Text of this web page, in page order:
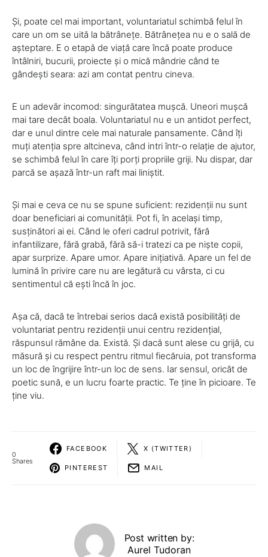
Și, poate cel mai important, voluntariatul schimbă felul în
care un om se uită la bătrânețe. Bătrânețea nu e o sală de
așteptare. E o etapă de viață care încă poate produce
întâlniri, bucurii, proiecte și o mică mândrie când te
gândești seara: azi am contat pentru cineva.
E un adevăr incomod: singurătatea mușcă. Uneori mușcă
mai tare decât boala. Voluntariatul nu e un antidot perfect,
dar e unul dintre cele mai naturale pansamente. Când îți
muți atenția spre altcineva, când intri într-o relație de ajutor,
se schimbă felul în care îți porți propriile griji. Nu dispar, dar
parcă se așază într-un raft mai liniștit.
Și mai e ceva ce nu se spune suficient: rezidenții nu sunt
doar beneficiari ai comunității. Pot fi, în același timp,
susținători ai ei. Când le oferi cadrul potrivit, fără
infantilizare, fără grabă, fără să-i tratezi ca pe niște copii,
apar surprize. Apare umor. Apare inițiativă. Apare un fel de
lumină în privire care nu are legătură cu vârsta, ci cu
sentimentul că ești încă în joc.
Așa că, dacă te întrebai serios dacă există posibilități de
voluntariat pentru rezidenții unui centru rezidențial,
răspunsul rămâne da. Există. Și dacă sunt alese cu grijă, cu
măsură și cu respect pentru ritmul fiecăruia, pot transforma
un loc de îngrijire într-un loc de sens. Iar sensul, oricât de
poetic sună, e un lucru foarte practic. Te ține în picioare. Te
ține viu.
0
Shares
FACEBOOK X (TWITTER)
PINTEREST MAIL
Post written by:
Aurel Tudoran